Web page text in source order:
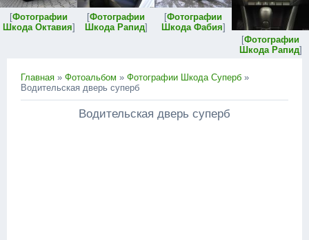
[Фотографии
Шкода Октавия]
[Фотографии
Шкода Рапид]
[Фотографии
Шкода Фабия]
[Фотографии
Шкода Рапид]
Главная » Фотоальбом » Фотографии Шкода Суперб »
Водительская дверь суперб
Водительская дверь суперб